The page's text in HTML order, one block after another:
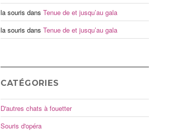
la souris dans Tenue de et jusqu’au gala
la souris dans Tenue de et jusqu’au gala
CATÉGORIES
D'autres chats à fouetter
Souris d'opéra